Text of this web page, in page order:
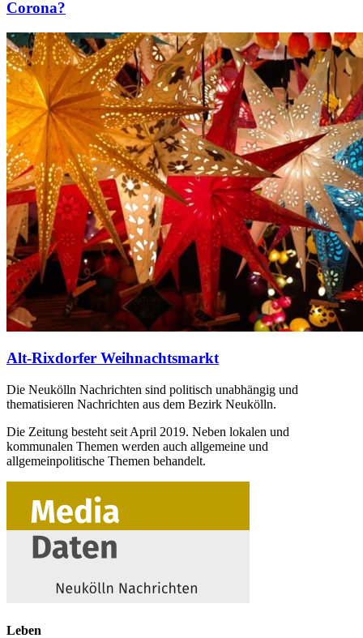
Corona?
Alt-Rixdorfer Weihnachtsmarkt
Die Neukölln Nachrichten sind politisch unabhängig und
thematisieren Nachrichten aus dem Bezirk Neukölln.
Die Zeitung besteht seit April 2019. Neben lokalen und
kommunalen Themen werden auch allgemeine und
allgemeinpolitische Themen behandelt.
Leben